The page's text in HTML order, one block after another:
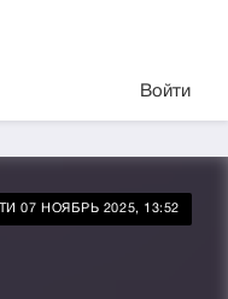
Войти
07 НОЯБРЬ 2025, 13:52